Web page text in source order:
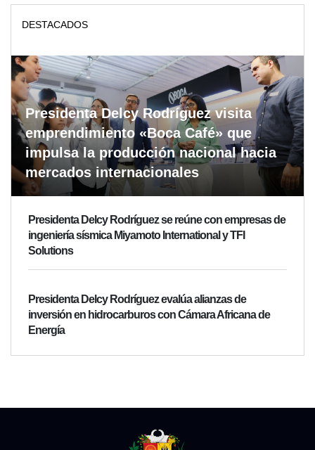
DESTACADOS
Presidenta Delcy Rodríguez visita
emprendimiento «Boca Café» que
impulsa la producción nacional hacia
mercados internacionales
Presidenta Delcy Rodríguez se reúne con empresas de
ingeniería sísmica Miyamoto International y TFI
Solutions
Presidenta Delcy Rodríguez evalúa alianzas de
inversión en hidrocarburos con Cámara Africana de
Energía